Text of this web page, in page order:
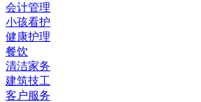
会计管理
小孩看护
健康护理
餐饮
清洁家务
建筑技工
客户服务